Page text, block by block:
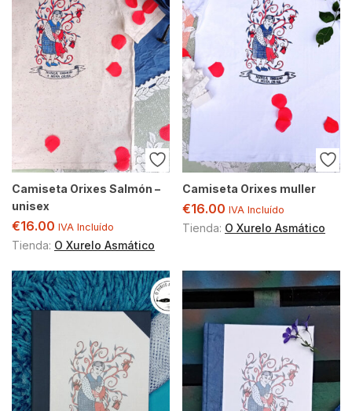
Camiseta Orixes Salmón –
unisex
€16.00 IVA Incluído
Tienda: O Xurelo Asmático
Camiseta Orixes muller
€16.00 IVA Incluído
Tienda: O Xurelo Asmático